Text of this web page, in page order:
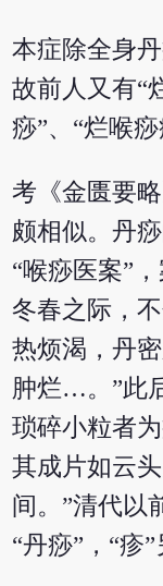
本症除全身
故前人又有“
痧”、“烂喉痧
考《金匮要
颇相似。丹
“喉痧医案”
冬春之际，
热烦渴，丹
肿烂…。”此
琐碎小粒者
其成片如云
间。”清代以
“丹痧”，“疹